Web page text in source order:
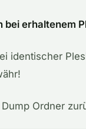
bei erhaltenem
identischer
Ordner